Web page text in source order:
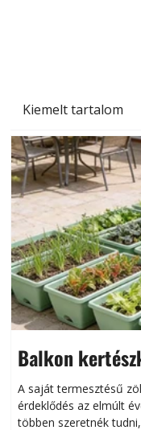
Kiemelt tartalom
Balkon
Helytakarékos
A saját termesztésű
érdeklődés az elmúlt
többen szeretnék